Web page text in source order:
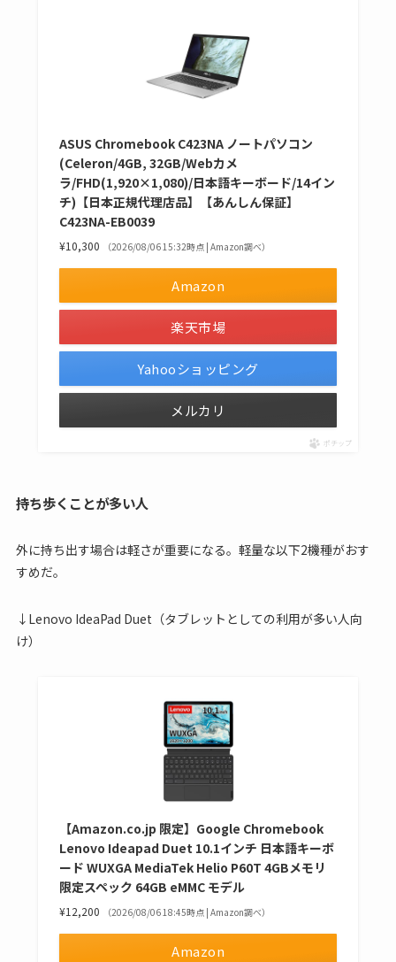
ASUS Chromebook C423NA ノートパソコン
(Celeron/4GB, 32GB/Webカメ
ラ/FHD(1,920×1,080)/日本語キーボード/14イン
チ)【日本正規代理店品】【あんしん保証】
C423NA-EB0039
¥10,300 （2026/08/06 15:32時点 | Amazon調べ）
Amazon
楽天市場
Yahooショッピング
メルカリ
ポチップ
持ち歩くことが多い人
外に持ち出す場合は軽さが重要になる。軽量な以下2機種がおす
すめだ。
↓Lenovo IdeaPad Duet（タブレットとしての利用が多い人向
け）
【Amazon.co.jp 限定】Google Chromebook
Lenovo Ideapad Duet 10.1インチ 日本語キーボ
ード WUXGA MediaTek Helio P60T 4GBメモリ
限定スペック 64GB eMMC モデル
¥12,200 （2026/08/06 18:45時点 | Amazon調べ）
Amazon